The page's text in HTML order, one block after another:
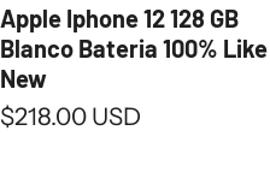
Apple Iphone 12 128 GB
Blanco Bateria 100% Like
New
Precio normal
$218.00 USD